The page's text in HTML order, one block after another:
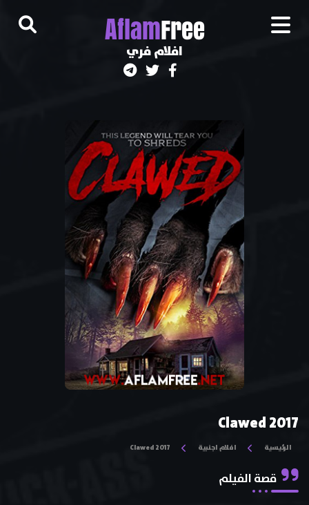
AflamFree
افلام فري
Clawed 2017
الرئيسية افلام اجنبية Clawed 2017
قصة الفيلم